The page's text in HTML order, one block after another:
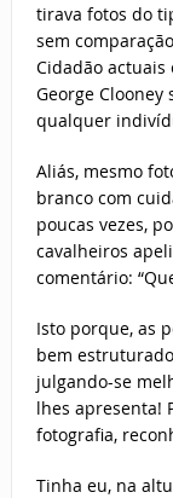
tirava fotos do
sem
Cidadão
George
qualquer
Aliás, mesmo
branco com
poucas vezes,
cavalheiros
comentário:
Isto porque, as
bem
julgando-se
lhes apresenta!
fotografia,
Tinha eu, na